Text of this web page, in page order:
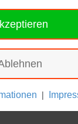
Delegierten
|